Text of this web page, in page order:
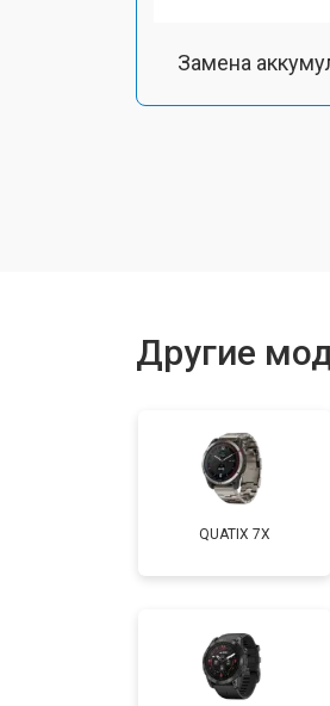
Замена
Замена Wi-Fi
Другие
QUATIX 7X